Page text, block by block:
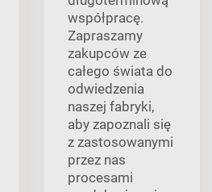
współpracę.
Zapraszamy
zakupców ze
całego świata do
odwiedzenia
naszej fabryki,
aby zapoznali się
z zastosowanymi
przez nas
procesami